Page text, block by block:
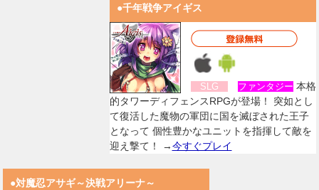
●千年戦争アイギス
SLG ファンタジー 本格
的タワーディフェンスRPGが登場！ 突如とし
て復活した魔物の軍団に国を滅ぼされた王子
となって 個性豊かなユニットを指揮して敵を
迎え撃て！ →今すぐプレイ
●対魔忍アサギ～決戦アリーナ～